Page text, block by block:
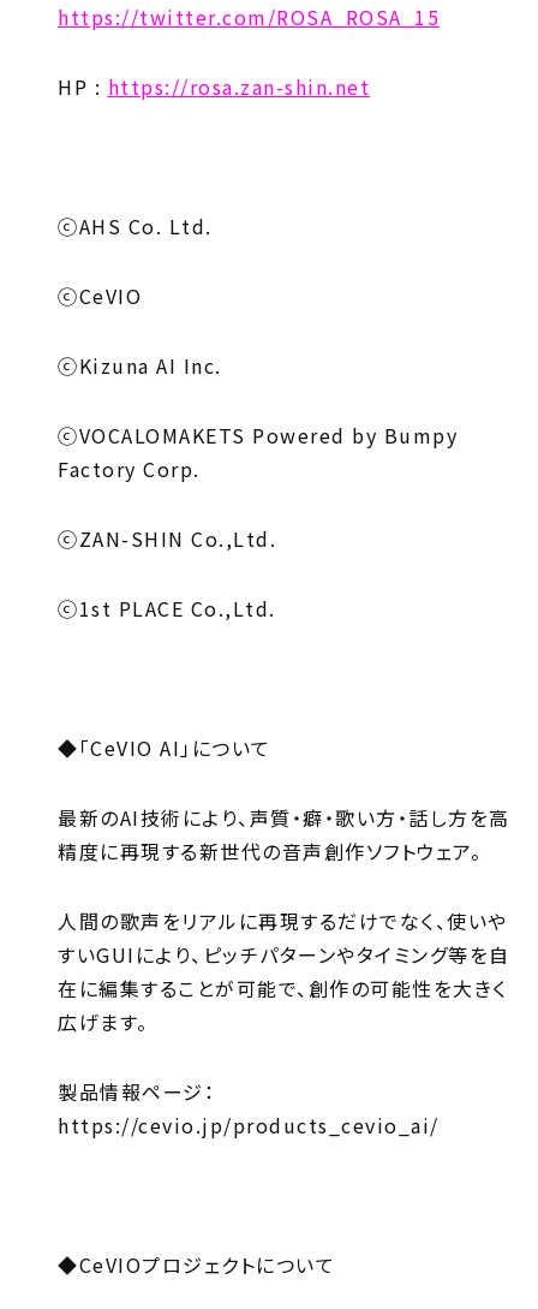
https://twitter.com/ROSA_ROSA_15
HP : https://rosa.zan-shin.net
ⓒAHS Co. Ltd.
ⓒCeVIO
ⓒKizuna AI Inc.
ⓒVOCALOMAKETS Powered by Bumpy
Factory Corp.
ⓒZAN-SHIN Co.,Ltd.
ⓒ1st PLACE Co.,Ltd.
◆「CeVIO AI」について
最新のAI技術により、声質・癖・歌い方・話し方を高
精度に再現する新世代の音声創作ソフトウェア。
人間の歌声をリアルに再現するだけでなく、使いや
すいGUIにより、ピッチパターンやタイミング等を自
在に編集することが可能で、創作の可能性を大きく
広げます。
製品情報ページ：
https://cevio.jp/products_cevio_ai/
◆CeVIOプロジェクトについて